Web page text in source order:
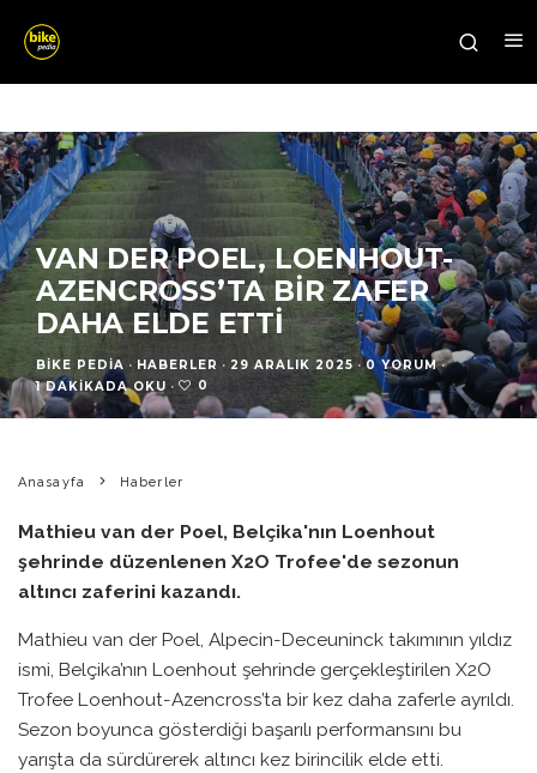
VAN DER POEL, LOENHOUT-
AZENCROSS’TA BIR ZAFER
DAHA ELDE ETTI
BIKE PEDIA · HABERLER · 29 ARALIK 2025 · 0 YORUM ·
1 DAKIKADA OKU · 0
Anasayfa Haberler
Mathieu van der Poel, Belçika'nın Loenhout
şehrinde düzenlenen X2O Trofee'de sezonun
altıncı zaferini kazandı.
Mathieu van der Poel, Alpecin-Deceuninck takımının yıldız
ismi, Belçika’nın Loenhout şehrinde gerçekleştirilen X2O
Trofee Loenhout-Azencross’ta bir kez daha zaferle ayrıldı.
Sezon boyunca gösterdiği başarılı performansını bu
yarışta da sürdürerek altıncı kez birincilik elde etti.